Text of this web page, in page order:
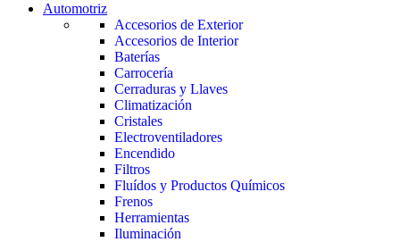
Automotriz
Accesorios de Exterior
Accesorios de Interior
Baterías
Carrocería
Cerraduras y Llaves
Climatización
Cristales
Electroventiladores
Encendido
Filtros
Fluídos y Productos Químicos
Frenos
Herramientas
Iluminación